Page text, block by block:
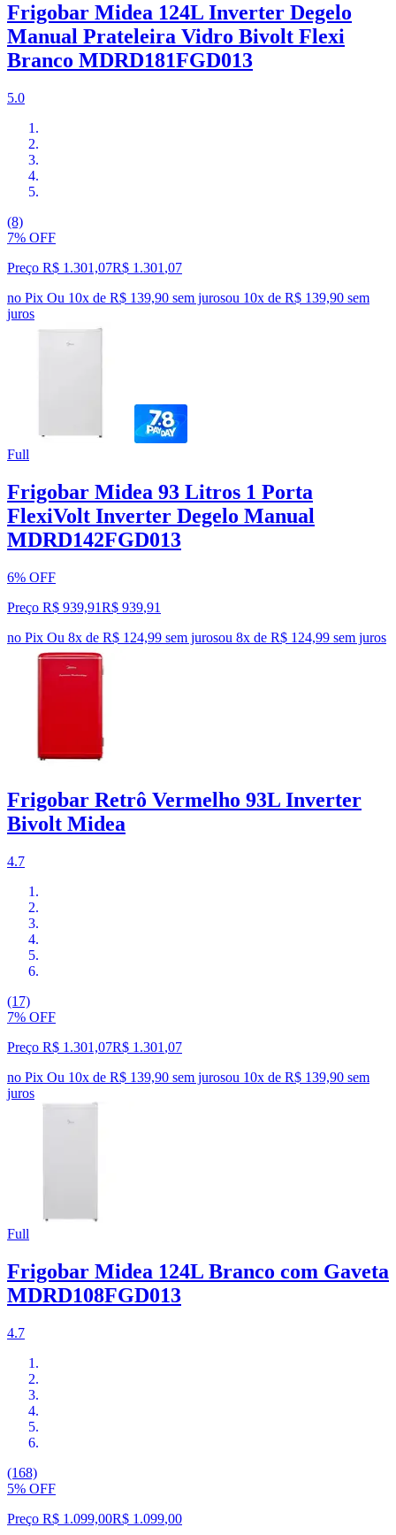
Frigobar Midea 124L Inverter Degelo
Manual Prateleira Vidro Bivolt Flexi
Branco MDRD181FGD013
5.0
(8)
7% OFF
Preço R$ 1.301,07R$ 1.301 ,07
no Pix Ou 10x de R$ 139,90 sem jurosou 10x de R$ 139,90 sem
juros
Full
Frigobar Midea 93 Litros 1 Porta
FlexiVolt Inverter Degelo Manual
MDRD142FGD013
6% OFF
Preço R$ 939,91R$ 939,91
no Pix Ou 8x de R$ 124,99 sem jurosou 8x de R$ 124,99 sem juros
Frigobar Retrô Vermelho 93L Inverter
Bivolt Midea
4.7
(17)
7% OFF
Preço R$ 1.301,07R$ 1.301 ,07
no Pix Ou 10x de R$ 139,90 sem jurosou 10x de R$ 139,90 sem
juros
Full
Frigobar Midea 124L Branco com Gaveta
MDRD108FGD013
4.7
(168)
5% OFF
Preço R$ 1.099,00R$ 1.099,00